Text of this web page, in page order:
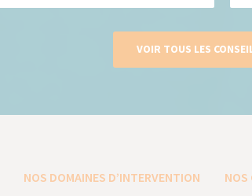
VOIR TOUS LES
NOS DOMAINES D’INTERVENTION NOS